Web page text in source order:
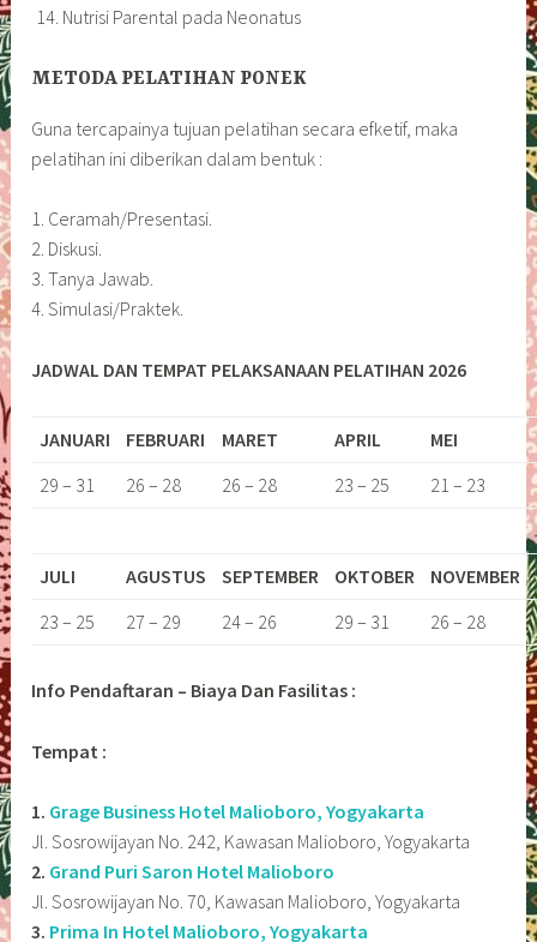
Nutrisi Parental pada Neonatus
METODA PELATIHAN PONEK
Guna tercapainya tujuan pelatihan secara efketif, maka
pelatihan ini diberikan dalam bentuk :
1. Ceramah/Presentasi.
2. Diskusi.
3. Tanya Jawab.
4. Simulasi/Praktek.
JADWAL DAN TEMPAT PELAKSANAAN PELATIHAN 2026
JANUARI FEBRUARI MARET APRIL MEI
29 – 31
26 – 28 26 – 28 23 – 25 21 – 23
JULI AGUSTUS SEPTEMBER OKTOBER NOVEMBER
23 – 25
27 – 29 24 – 26 29 – 31 26 – 28
Info Pendaftaran – Biaya Dan Fasilitas :
Tempat :
1. Grage Business Hotel Malioboro, Yogyakarta
Jl. Sosrowijayan No. 242, Kawasan Malioboro, Yogyakarta
2. Grand Puri Saron Hotel Malioboro
Jl. Sosrowijayan No. 70, Kawasan Malioboro, Yogyakarta
3. Prima In Hotel Malioboro, Yogyakarta